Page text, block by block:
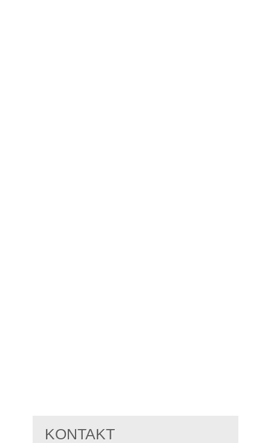
KONTAKT